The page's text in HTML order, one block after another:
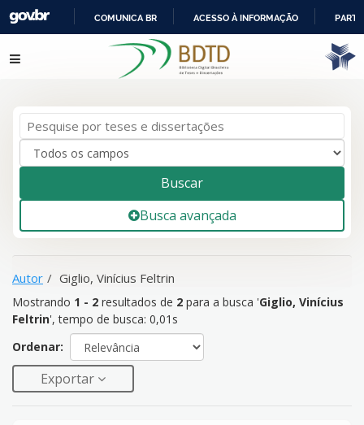
IR
PARA
COMUNICA BR ACESSO À INFORMAÇÃO
resultados de 2para a busca '
Giglio, Vinícius
Feltrin
Pular para o conteúdo
Buscar
Busca avançada
Autor Giglio, Vinícius Feltrin
Mostrando 1 - 2 resultados de 2 para a busca 'Giglio, Vinícius
Feltrin', tempo de busca: 0,01s
Ordenar:
Exportar